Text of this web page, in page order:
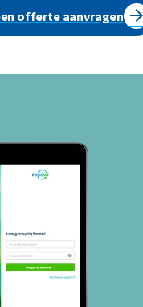
offerte aanvragen